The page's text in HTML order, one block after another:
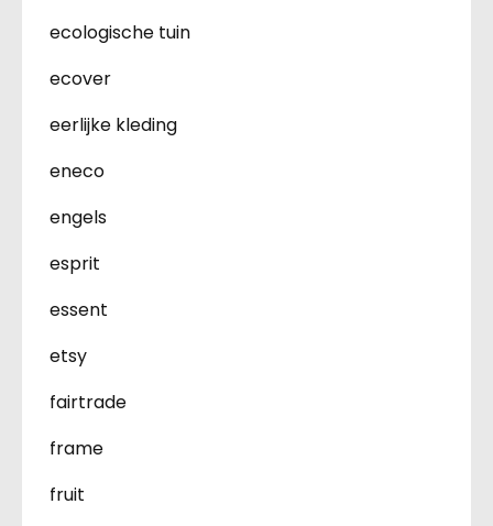
ecologische tuin
ecover
eerlijke kleding
eneco
engels
esprit
essent
etsy
fairtrade
frame
fruit